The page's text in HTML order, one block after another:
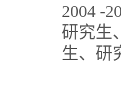
2004 -
研究生
生、研